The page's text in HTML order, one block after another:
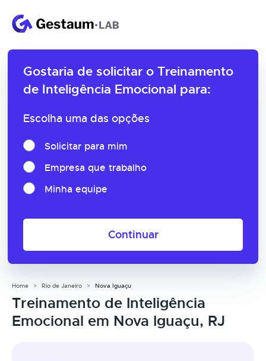
Gostaria de solicitar o Treinamento
de Inteligência Emocional para:
Escolha uma das opções
Solicitar para mim
Empresa que trabalho
Minha equipe
Continuar
Home Rio de Janeiro Nova Iguaçu
Treinamento de Inteligência
Emocional em Nova Iguaçu, RJ